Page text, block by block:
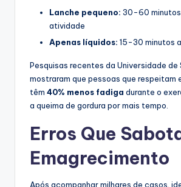
Lanche pequeno: 30-60
atividade
Apenas líquidos: 15-30 minutos
Pesquisas recentes da Universidade de
mostraram que pessoas que respeitam
têm 40% menos fadiga durante o
a queima de gordura por mais tempo.
Erros Que
Emagrecimento
Após acompanhar milhares de casos,